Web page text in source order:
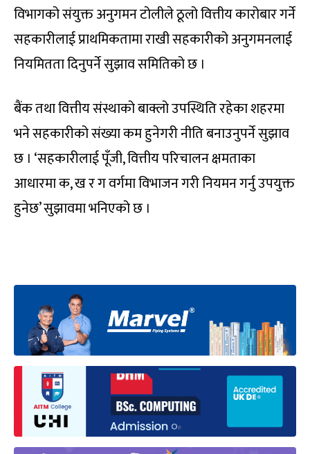
विभागको संयुक्त अनुगमन टोलीले ठूलो वित्तीय कारोबार गर्ने
सहकारीलाई प्राथमिकतामा राखी सहकारीको अनुगमनलाई
नियमितता दिनुपर्ने सुझाव समितिको छ ।
बैंक तथा वित्तीय संस्थाको बाक्लो उपस्थिति रहेका शहरमा
भने सहकारीको संख्या कम हुनेगरी नीति बनाउनुपर्ने सुझाव
छ । ‘सहकारीलाई पूँजी, वित्तीय परिचालन क्षमताका
आधारमा क, ख र ग वर्गमा विभाजन गरी नियमन गर्नु उपयुक्त
हुनेछ’ सुझावमा भनिएको छ ।